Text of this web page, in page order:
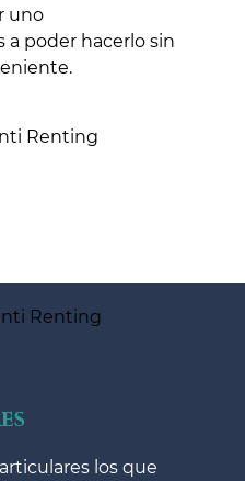
uno
poder hacerlo sin
los que